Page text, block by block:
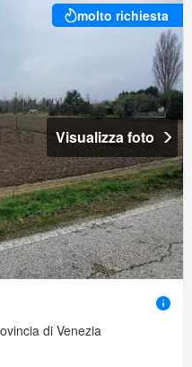
molto richiesta
Visualizza foto
di Venezia